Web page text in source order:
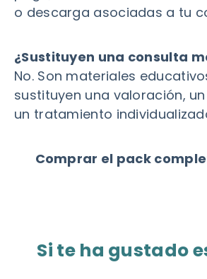
o descarga asociadas a tu
¿Sustituyen una consulta
No. Son materiales
sustituyen una valoración,
un tratamiento
Comprar el pack
Si te ha gustado